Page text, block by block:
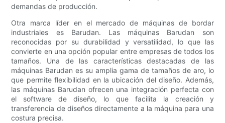
demandas de producción.
Otra marca líder en el mercado de máquinas de bordar
industriales es Barudan. Las máquinas Barudan son
reconocidas por su durabilidad y versatilidad, lo que las
convierte en una opción popular entre empresas de todos los
tamaños. Una de las características destacadas de las
máquinas Barudan es su amplia gama de tamaños de aro, lo
que permite flexibilidad en la ubicación del diseño. Además,
las máquinas Barudan ofrecen una integración perfecta con
el software de diseño, lo que facilita la creación y
transferencia de diseños directamente a la máquina para una
costura precisa.